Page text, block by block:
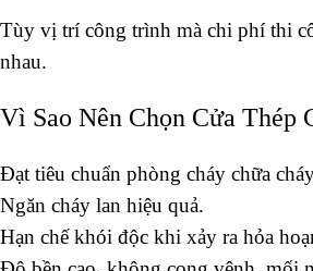
Tùy vị trí công trình mà chi phí thi
nhau.
Vì Sao Nên Chọn Cửa Thép
Đạt tiêu chuẩn phòng cháy chữa
Ngăn cháy lan hiệu quả.
Hạn chế khói độc khi xảy ra hỏa